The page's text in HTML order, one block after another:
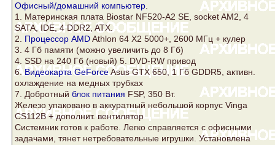
Офисный/домашний компьютер
1. Материнская плата Biostar NF520-A2 SE, socketAM2, 4
SATA, IDE, 4DDR2, ATX.
2. Процессор AMDAthlon 64 Х2 5000+, 2600 МГц + кулер
3. 4 Гб памяти (можно увеличить до 8 Гб)
4. SSD на 240 Гб (новый) 5. DVD-RW привод
6.Видеокарта GeForceAsusGTX 650, 1 Гб GDDR5, активн.
охлаждение на медных трубках
7. Добротный блок питания FSP, 350 Вт.
Железо упаковано в аккуратный небольшой корпус Vinga
CS112B + дополнит. вентилятор
Системник готов к работе. Легко справляется с офисными
задачами, тянет нетребовательные игрушки. Установлена